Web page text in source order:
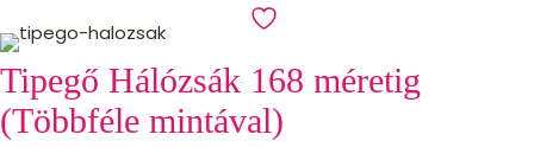
Tipegő Hálózsák 168 méretig
(Többféle mintával)